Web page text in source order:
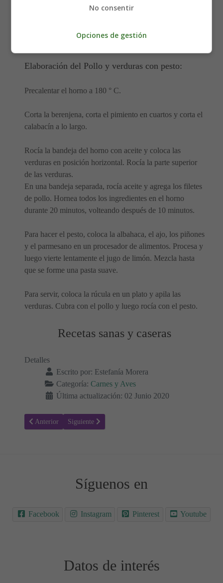
3 dientes de ajo pelados
1/4 taza de jugo de limón
Elaboración del Pollo y verduras con pesto:
Precalentar el horno a 180 ° C.
Corta la berenjena, corta el pimiento en cuartos y corta el
calabacín a lo largo.
Rocía la bandeja del horno con aceite y coloca las
verduras en posición horizontal. Rocía la parte superior
de las verduras.
En una bandeja separada, rocía aceite y agrega los filetes
de pollo. Hornea todos los ingredientes en el horno
durante 20 minutos, volteando después de 10 minutos.
Para hacer el pesto, coloca la albahaca, el ajo, los piñones
y el parmesano en un procesador de alimentos. Procesa y
luego vierte lentamente el jugo de limón. Mezcla hasta
que se forme una pasta suave.
Para servir, coloca la rúcula en un plato y apila las
verduras. Cubra con el pollo y luego rocía con el pesto.
Recetas sanas y caseras
Detalles
Escrito por: Estefanía Morera
Categoría: Carnes y Aves
Última actualización: 02 Junio 2020
Artículo anterior: Pizza Rústica keto con verduras y pollo
Anterior Artículo siguiente: Pizza keto con base de pollo a la
Siguiente
Síguenos en
Facebook Instagram Pinterest Youtube
Datos de interés
No consentir
Opciones de gestión